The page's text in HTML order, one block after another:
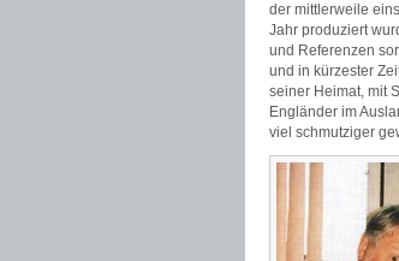
der mittlerweile
Jahr produziert
und Referenzen
und in kürzester
seiner Heimat, mit
Engländer im
viel schmutziger